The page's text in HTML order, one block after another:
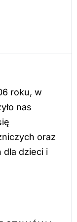
roku, w
nas
oraz
dla dzieci i